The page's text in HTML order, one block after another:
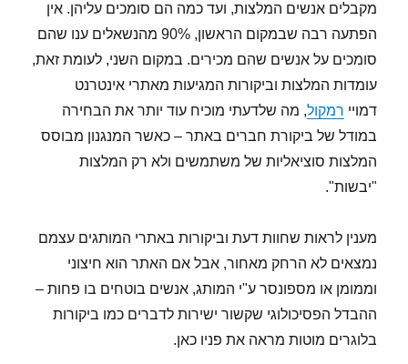
מקבלים אנשים המלצות, ועד כמה הם סומכים עליהן. אין
הפתעה רבה שבמקום הראשון, 90% מהנשאלים ענו שהם
סומכים על אנשים שהם מכירים. במקום השני, לעומת זאת,
עומדות המלצות וביקורות המגיעות מאתרי אינטרנט
דמויי רמקול, מה שלדעתי מוכיח עוד יותר את הבחירה
במודל של ביקורת חברים באתר – כאשר המנגנון מבוסס
המלצות סוציאליות של משתמשים ולא רק המלצות
"יבשות".
מענין לראות שחוות דעת וביקורות באתרי המותגים עצמם
נמצאים לא הרחק מאחור, אבל אם האתר הוא חיצוני
וממומן או מספונסר ע"י המותג, אנשים בוטחים בו פחות –
ההבדל הפסיכולוגי שקשור ישירות לדברים כמו ביקורות
בלוגרים מוטות מראה את פניו כאן.